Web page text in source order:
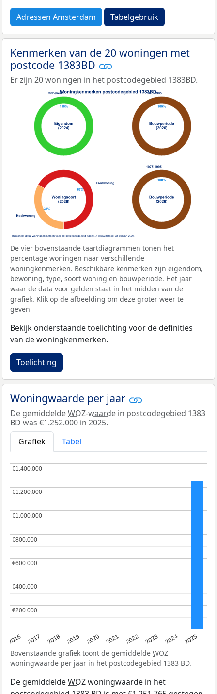
Adressen Amsterdam Tabelgebruik
Kenmerken van de 20 woningen met
postcode 1383BD
Er zijn 20 woningen in het postcodegebied 1383BD.
De vier bovenstaande taartdiagrammen tonen het
percentage woningen naar verschillende
woningkenmerken. Beschikbare kenmerken zijn eigendom,
bewoning, type, soort woning en bouwperiode. Het jaar
waar de data voor gelden staat in het midden van de
grafiek. Klik op de afbeelding om deze groter weer te
geven.
Bekijk onderstaande toelichting voor de definities
van de woningkenmerken.
Toelichting
Woningwaarde per jaar
De gemiddeldeWOZ-waarde in postcodegebied 1383
BD was €1.252.000 in 2025.
Grafiek
Tabel
2016 2017 2018 2019 2020 2021 2022 2023 2024 2025
€200.000
€200.000
€400.000
€400.000
€600.000
€600.000
€800.000
€800.000
€1.000.000
€1.000.000
€1.200.000
€1.200.000
€1.400.000
€1.400.000
Bovenstaande grafiek toont de gemiddelde WOZ
woningwaarde per jaar in het postcodegebied 1383 BD.
De gemiddeldeWOZwoningwaarde in het